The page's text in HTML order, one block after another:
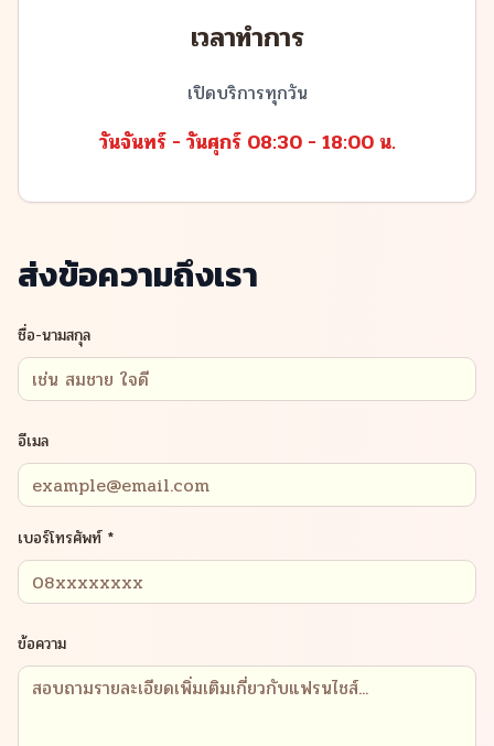
เวลาทำการ
เปิดบริการทุกวัน
วันจันทร์ - วันศุกร์ 08:30 - 18:00 น.
ส่งข้อความถึงเรา
ชื่อ-นามสกุล
อีเมล
เบอร์โทรศัพท์ *
ข้อความ